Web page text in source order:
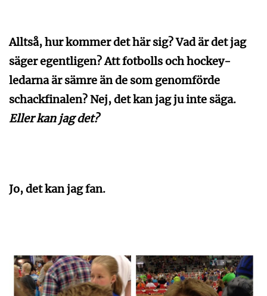
Alltså, hur kommer det här sig? Vad är det jag
säger egentligen? Att fotbolls och hockey-
ledarna är sämre än de som genomförde
schackfinalen? Nej, det kan jag ju inte säga.
Eller kan jag det?
Jo, det kan jag fan.